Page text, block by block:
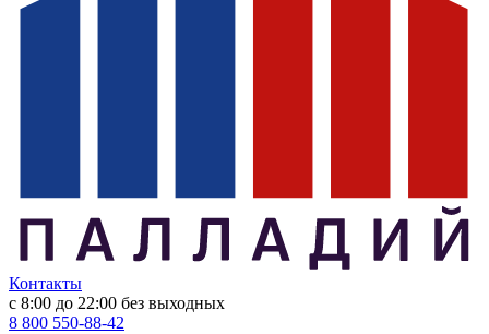
Контакты
с 8:00 до 22:00 без выходных
8 800 550-88-42